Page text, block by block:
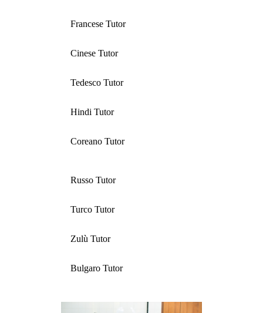
Francese Tutor
Cinese Tutor
Tedesco Tutor
Hindi Tutor
Coreano Tutor
Russo Tutor
Turco Tutor
Zulù Tutor
Bulgaro Tutor